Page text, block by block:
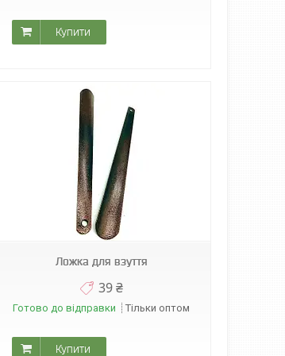
Купити
Ложка для взуття
39 ₴
Готово до відправки Тільки оптом
Купити